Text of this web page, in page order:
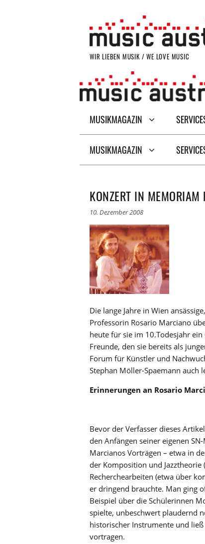
WIR LIEBEN MUSIK / WE LOVE MUSIC
MUSIKMAGAZIN
MUSIKMAGAZIN
KONZERT IN
10. Dezember 2008
Die lange Jahre in Wien
Professorin Rosario Marciano
heute für sie im 10.Todesjahr
Freunde, den sie bereits als
Forum für Künstler und
Stephan Möller-Spaemann auch
Erinnerungen an Rosario
Bevor der Verfasser dieses
den Anfängen seiner eigenen
Marcianos Vorträgen – etwa in
der Komposition und
Recherchearbeiten (etwa über
er dringend brauchte. Man ging
Beispiel über die Schülerinnen
spielte, unbeschwert plaudernd
historischer Instrumente und
vortragen.